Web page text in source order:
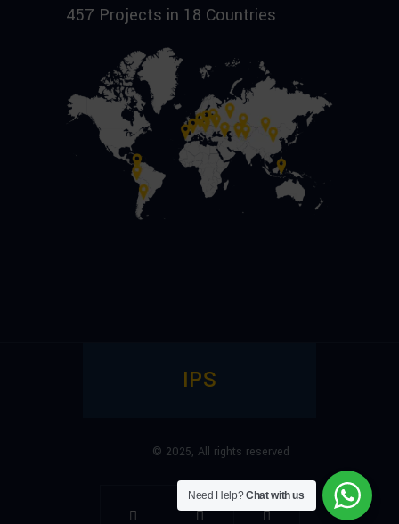
457 Projects in 18 Countries
IPS
© 2025, All rights reserved
Need Help?Chat with us